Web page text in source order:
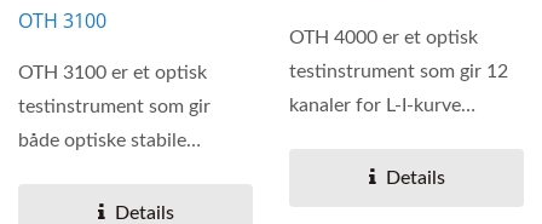
OTH 3100
OTH 3100 er et optisk
testinstrument som gir
både optiske stabile
effektmålere....Details
OTH 4000 er et optisk
testinstrument som gir 12
kanaler for L-I-kurve
Details